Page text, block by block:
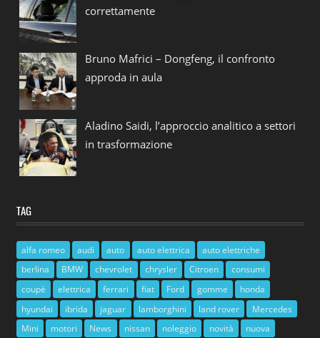
correttamente
Bruno Mafrici – Dongfeng, il confronto
approda in aula
Aladino Saidi, l’approccio analitico a settori
in trasformazione
TAG
alfa romeo audi auto auto elettrica
auto elettriche
berlina
BMW chevrolet chrysler Citroen
consumi
coupè
elettrica ferrari fiat Ford gomme
honda
hyundai
ibrida jaguar lamborghini land rover
Mercedes
Mini
motori News nissan noleggio novità
nuova